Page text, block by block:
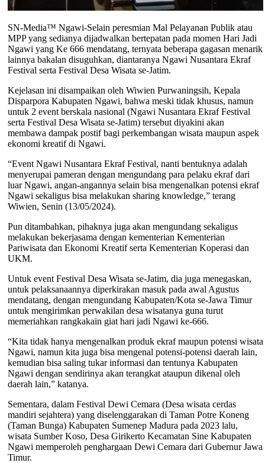
SN-Media™ Ngawi-Selain peresmian Mal Pelayanan Publik atau
MPP yang sedianya dijadwalkan bertepatan pada momen Hari Jadi
Ngawi yang Ke 666 mendatang, ternyata beberapa gagasan menarik
lainnya bakalan disuguhkan, diantaranya Ngawi Nusantara Ekraf
Festival serta Festival Desa Wisata se-Jatim.
Kejelasan ini disampaikan oleh Wiwien Purwaningsih, Kepala
Disparpora Kabupaten Ngawi, bahwa meski tidak khusus, namun
untuk 2 event berskala nasional (Ngawi Nusantara Ekraf Festival
serta Festival Desa Wisata se-Jatim) tersebut diyakini akan
membawa dampak postif bagi perkembangan wisata maupun aspek
ekonomi kreatif di Ngawi.
“Event Ngawi Nusantara Ekraf Festival, nanti bentuknya adalah
menyerupai pameran dengan mengundang para pelaku ekraf dari
luar Ngawi, angan-angannya selain bisa mengenalkan potensi ekraf
Ngawi sekaligus bisa melakukan sharing knowledge,” terang
Wiwien, Senin (13/05/2024).
Pun ditambahkan, pihaknya juga akan mengundang sekaligus
melakukan bekerjasama dengan kementerian Kementerian
Pariwisata dan Ekonomi Kreatif serta Kementerian Koperasi dan
UKM.
Untuk event Festival Desa Wisata se-Jatim, dia juga menegaskan,
untuk pelaksanaannya diperkirakan masuk pada awal Agustus
mendatang, dengan mengundang Kabupaten/Kota se-Jawa Timur
untuk mengirimkan perwakilan desa wisatanya guna turut
memeriahkan rangkakain giat hari jadi Ngawi ke-666.
“Kita tidak hanya mengenalkan produk ekraf maupun potensi wisata
Ngawi, namun kita juga bisa mengenal potensi-potensi daerah lain,
kemudian bisa saling tukar informasi dan tentunya Kabupaten
Ngawi dengan sendirinya akan terangkat ataupun dikenal oleh
daerah lain,” katanya.
Sementara, dalam Festival Dewi Cemara (Desa wisata cerdas
mandiri sejahtera) yang diselenggarakan di Taman Potre Koneng
(Taman Bunga) Kabupaten Sumenep Madura pada 2023 lalu,
wisata Sumber Koso, Desa Girikerto Kecamatan Sine Kabupaten
Ngawi memperoleh penghargaan Dewi Cemara dari Gubernur Jawa
Timur.